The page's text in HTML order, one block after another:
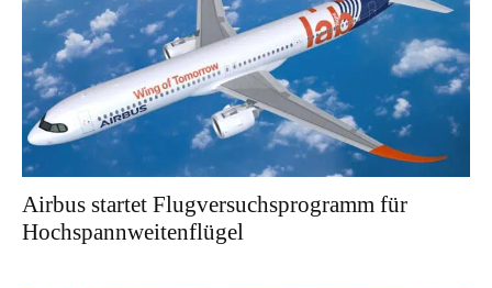
Airbus startet Flugversuchsprogramm für
Hochspannweitenflügel